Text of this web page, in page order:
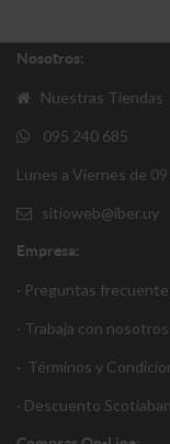
Nosotros:
Nuestras Tiendas
095 240 685
Lunes a Viernes de 09
sitioweb@iber.uy
Empresa:
· Preguntas
· Trabaja con nosotros
· Términos y
· Descuento S